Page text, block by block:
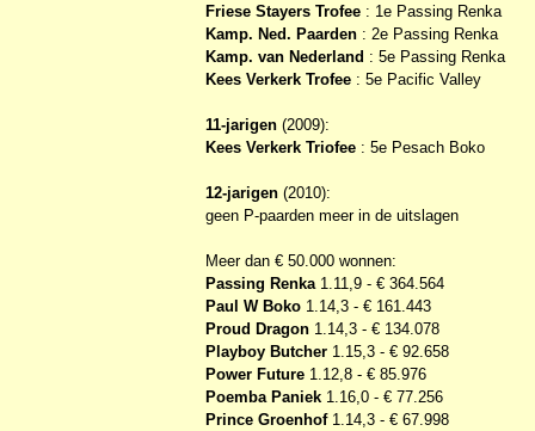
Friese Stayers Trofee : 1e Passing Renka
Kamp. Ned. Paarden : 2e Passing Renka
Kamp. van Nederland : 5e Passing Renka
Kees Verkerk Trofee : 5e Pacific Valley
11-jarigen (2009):
Kees Verkerk Triofee : 5e Pesach Boko
12-jarigen (2010):
geen P-paarden meer in de uitslagen
Meer dan € 50.000 wonnen:
Passing Renka 1.11,9 - € 364.564
Paul W Boko 1.14,3 - € 161.443
Proud Dragon 1.14,3 - € 134.078
Playboy Butcher 1.15,3 - € 92.658
Power Future 1.12,8 - € 85.976
Poemba Paniek 1.16,0 - € 77.256
Prince Groenhof1.14,3 - € 67.998